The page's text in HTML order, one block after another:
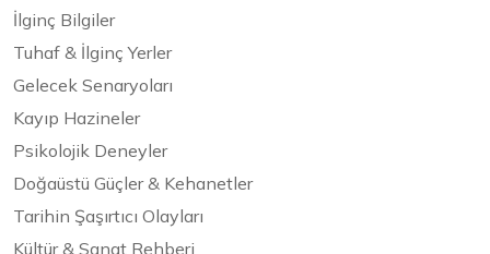
İlginç Bilgiler
Tuhaf & İlginç Yerler
Gelecek Senaryoları
Kayıp Hazineler
Psikolojik Deneyler
Doğaüstü Güçler & Kehanetler
Tarihin Şaşırtıcı Olayları
Kültür & Sanat Rehberi